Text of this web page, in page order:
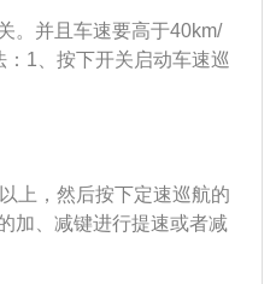
。这不仅能大大地减轻了
以一定量的节省了汽车燃
速恒定，油门则会由行车
制车速，且盘山路或弯路
驶。踩下制动踏板，该功
制动、离合器（M/T）、
。(3)速度微调下降。(4)
失，并不能再恢复此速
。并且车速要高于40km/
1、按下开关启动车速巡
速时，按一下“SET”按
定的巡航车速。但若加速
驶5min以上，则必须重新
低1.5km/h。若按住该按
速度被储存在存储器内。
。必要时，可用“SET”按
上，然后按下定速巡航的
加、减键进行提速或者减
不用踩油门踏板就自动地